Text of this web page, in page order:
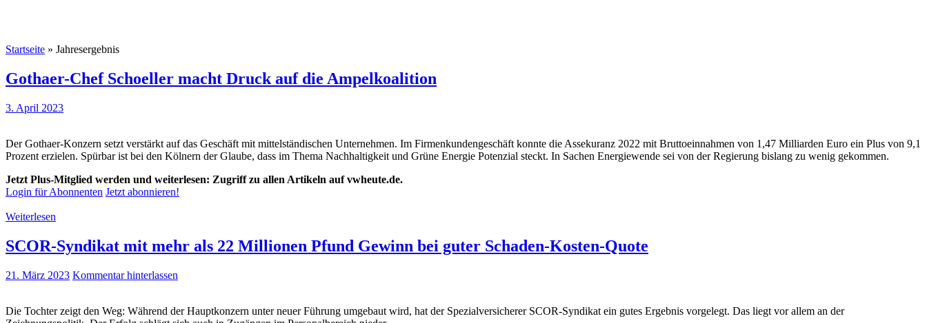
Startseite » Jahresergebnis
Gothaer-Chef Schoeller macht Druck auf die Ampelkoalition
3. April 2023
Der Gothaer-Konzern setzt verstärkt auf das Geschäft mit mittelständischen Unternehmen. Im Firmenkundengeschäft konnte die Assekuranz 2022 mit Bruttoeinnahmen von 1,47 Milliarden Euro ein Plus von 9,1
Prozent erzielen. Spürbar ist bei den Kölnern der Glaube, dass im Thema Nachhaltigkeit und Grüne Energie Potenzial steckt. In Sachen Energiewende sei von der Regierung bislang zu wenig gekommen.
Jetzt Plus-Mitglied werden und weiterlesen: Zugriff zu allen Artikeln auf vwheute.de.
Login für Abonnenten Jetzt abonnieren!
Weiterlesen
SCOR-Syndikat mit mehr als 22 Millionen Pfund Gewinn bei guter Schaden-Kosten-Quote
21. März 2023 Kommentar hinterlassen
Die Tochter zeigt den Weg: Während der Hauptkonzern unter neuer Führung umgebaut wird, hat der Spezialversicherer SCOR-Syndikat ein gutes Ergebnis vorgelegt. Das liegt vor allem an der